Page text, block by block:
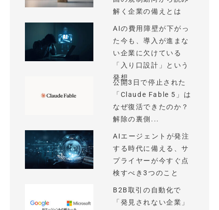
解く企業の備えとは
AIの費用障壁が下がっ
た今も、導入が進まな
い企業に欠けている
「入り口設計」という
発想
公開3日で停止された
「Claude Fable 5」は
なぜ復活できたのか？
解除の裏側...
AIエージェントが発注
する時代に備える、サ
プライヤーが今すぐ点
検すべき3つのこと
B2B取引の自動化で
「発見されない企業」